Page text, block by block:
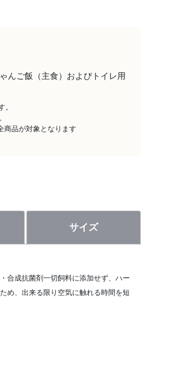
んご飯（主食）およびトイレ用
。
商品が対象となります
サイズ
合成抗菌剤一切飼料に添加せず、ハー
め、出来る限り空気に触れる時間を短